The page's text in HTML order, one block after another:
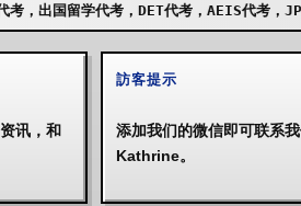
考，DET代考，AEIS代考，JPACT代
讯，和
訪客提示
添加我们的微信即可联系
Kathrine。